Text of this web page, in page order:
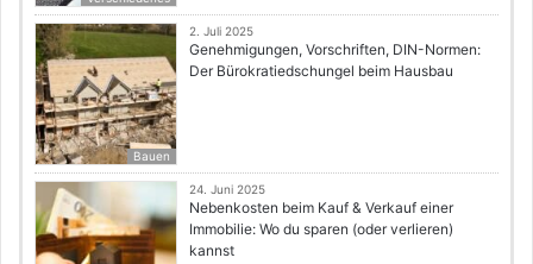
Bauen
2. Juli 2025
Genehmigungen, Vorschriften, DIN-Normen:
Der Bürokratiedschungel beim Hausbau
24. Juni 2025
Nebenkosten beim Kauf & Verkauf einer
Immobilie: Wo du sparen (oder verlieren)
kannst